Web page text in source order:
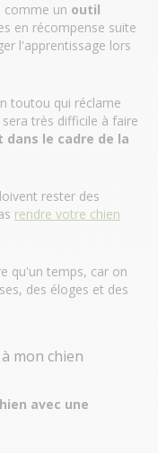
comme un outil
en récompense suite
l'apprentissage lors
toutou qui réclame
très difficile à faire
le cadre de la
rester des
rendre votre chien
qu'un temps, car on
des éloges et des
mon chien
avec une